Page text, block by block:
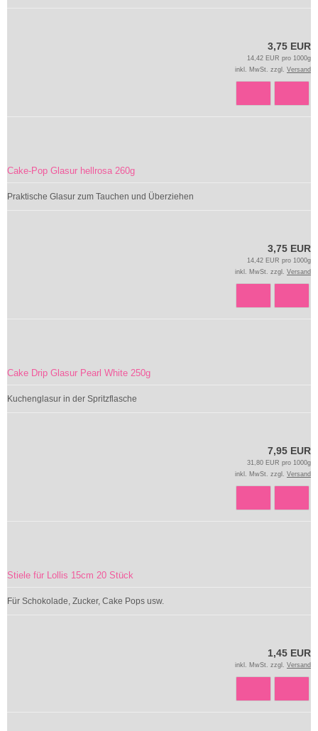
3,75 EUR
14,42 EUR pro 1000g
inkl. MwSt. zzgl. Versand
Cake-Pop Glasur hellrosa 260g
Praktische Glasur zum Tauchen und Überziehen
3,75 EUR
14,42 EUR pro 1000g
inkl. MwSt. zzgl. Versand
Cake Drip Glasur Pearl White 250g
Kuchenglasur in der Spritzflasche
7,95 EUR
31,80 EUR pro 1000g
inkl. MwSt. zzgl. Versand
Stiele für Lollis 15cm 20 Stück
Für Schokolade, Zucker, Cake Pops usw.
1,45 EUR
inkl. MwSt. zzgl. Versand